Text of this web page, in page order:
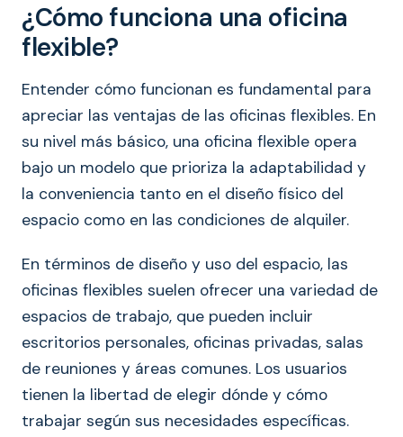
¿Cómo funciona una oficina
flexible?
Entender cómo funcionan es fundamental para
apreciar las ventajas de las oficinas flexibles. En
su nivel más básico, una oficina flexible opera
bajo un modelo que prioriza la adaptabilidad y
la conveniencia tanto en el diseño físico del
espacio como en las condiciones de alquiler.
En términos de diseño y uso del espacio, las
oficinas flexibles suelen ofrecer una variedad de
espacios de trabajo, que pueden incluir
escritorios personales, oficinas privadas, salas
de reuniones y áreas comunes. Los usuarios
tienen la libertad de elegir dónde y cómo
trabajar según sus necesidades específicas.